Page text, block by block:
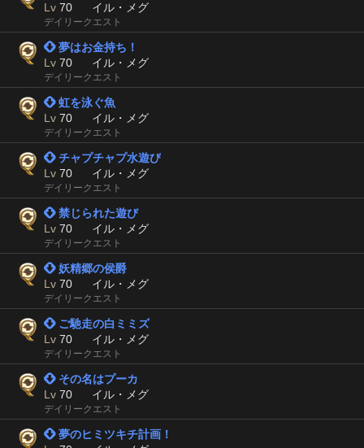
Lv 70 イル・メグ
デイリークエスト
 夢はお金持ち！
Lv 70 イル・メグ
デイリークエスト
 虹を泳ぐ魚
Lv 70 イル・メグ
デイリークエスト
 チャプチャプ水遊び
Lv 70 イル・メグ
デイリークエスト
 禁じられた遊び
Lv 70 イル・メグ
デイリークエスト
 妖精郷の侯爵
Lv 70 イル・メグ
デイリークエスト
 ご馳走の白ミミズ
Lv 70 イル・メグ
デイリークエスト
 その名はプーカ
Lv 70 イル・メグ
デイリークエスト
 夢のヒミツキチ計画！